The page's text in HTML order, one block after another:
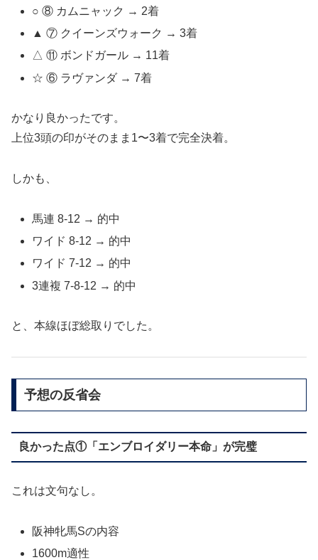
○ ⑧ カムニャック → 2着
▲ ⑦ クイーンズウォーク → 3着
△ ⑪ ボンドガール → 11着
☆ ⑥ ラヴァンダ → 7着
かなり良かったです。
上位3頭の印がそのまま1〜3着で完全決着。
しかも、
馬連 8-12 → 的中
ワイド 8-12 → 的中
ワイド 7-12 → 的中
3連複 7-8-12 → 的中
と、本線ほぼ総取りでした。
予想の反省会
良かった点①「エンブロイダリー本命」が完璧
これは文句なし。
阪神牝馬Sの内容
1600m適性